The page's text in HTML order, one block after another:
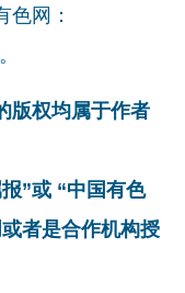
色网：
版权均属于作者
”或 “中国有色
者是合作机构授